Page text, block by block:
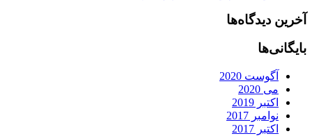
آخرین دیدگاه‌ها
بایگانی‌ها
آگوست 2020
می 2020
اکتبر 2019
نوامبر 2017
اکتبر 2017